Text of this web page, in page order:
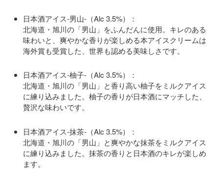
日本酒アイス-男山-（Alc 3.5%）：
北海道・旭川の「男山」をふんだんに使用。キレのある
味わいと、爽やかな香りが楽しめる本アイスクリームは
海外賞も受賞した、世界も認める美味しさです。
​​日本酒アイス-柚子-（Alc 3.5%）：
北海道・旭川の「男山」と香り高い柚子をミルクアイス
に練り込みました。柚子の香りが日本酒にマッチした、
贅沢な味わいです。
日本酒アイス-抹茶-（Alc 3.5%）：
北海道・旭川の「男山」と爽やかな抹茶をミルクアイス
に練り込みました。抹茶の香りと日本酒のキレが楽しめ
ます。